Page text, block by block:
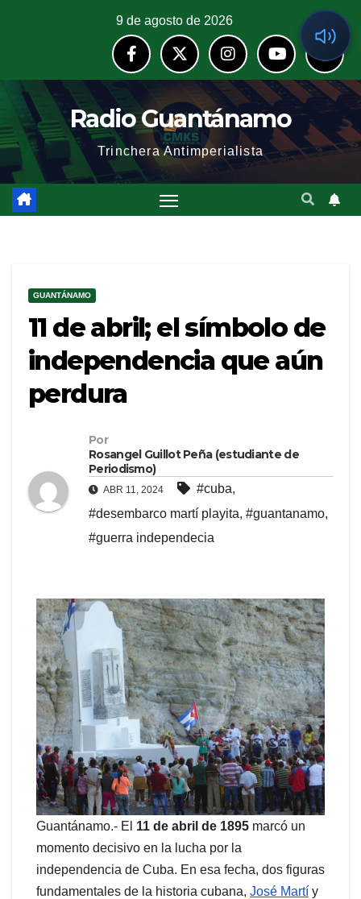
9 de agosto de 2026
Radio Guantánamo
Trinchera Antimperialista
GUANTÁNAMO
11 de abril; el símbolo de
independencia que aún
perdura
Por
Rosangel Guillot Peña (estudiante de
Periodismo)
ABR 11, 2024 #cuba,
#desembarco martí playita, #guantanamo,
#guerra independecia
Guantánamo.- El 11 de abril de 1895 marcó un
momento decisivo en la lucha por la
independencia de Cuba. En esa fecha, dos figuras
fundamentales de la historia cubana, José Martí y